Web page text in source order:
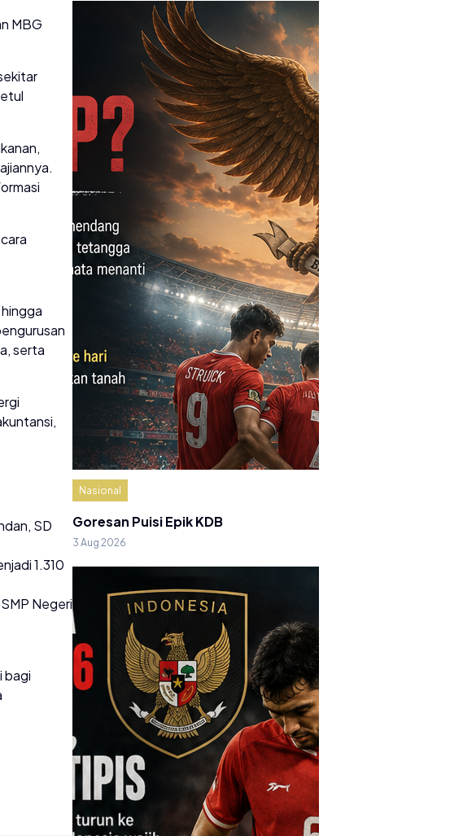
MBG
serta
SD
1.310
Negeri
bagi
Nasional
Goresan Puisi Epik KDB
3 Aug 2026